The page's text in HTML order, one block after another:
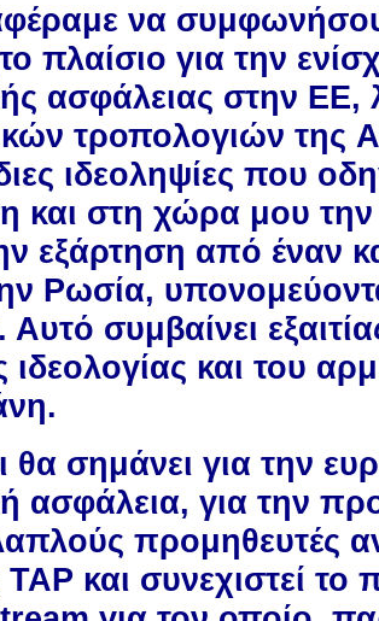
να
πλαίσιο για την
ασφάλειας στην
τροπολογιών της
ιδεοληψίες που
και στη χώρα μου
εξάρτηση από έναν
Ρωσία,
συμβαίνει
ιδεολογίας και του
θα σημάνει για την
ασφάλεια, για την
προμηθευτές
και συνεχιστεί το